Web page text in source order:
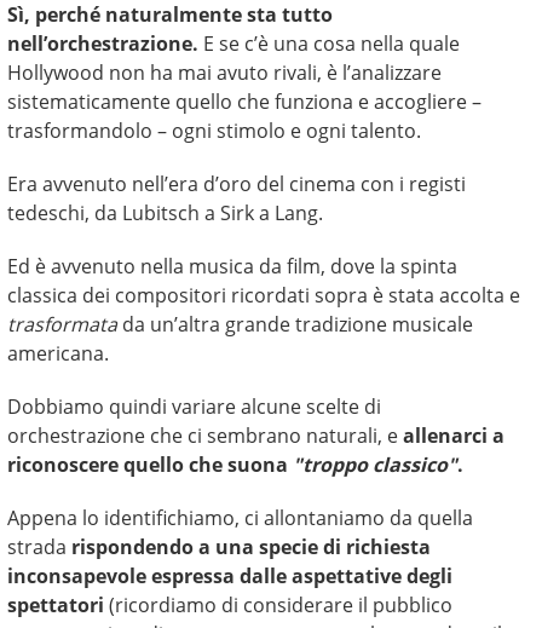
Sì, perché naturalmente sta tutto
nell’orchestrazione. E se c’è una cosa nella quale
Hollywood non ha mai avuto rivali, è l’analizzare
sistematicamente quello che funziona e accogliere –
trasformandolo – ogni stimolo e ogni talento.
Era avvenuto nell’era d’oro del cinema con i registi
tedeschi, da Lubitsch a Sirk a Lang.
Ed è avvenuto nella musica da film, dove la spinta
classica dei compositori ricordati sopra è stata accolta e
trasformatada un’altra grande tradizione musicale
americana.
Dobbiamo quindi variare alcune scelte di
orchestrazione che ci sembrano naturali, eallenarci a
riconoscere quello che suona "troppo classico".
Appena lo identifichiamo, ci allontaniamo da quella
strada rispondendo a una specie di richiesta
inconsapevole espressa dalle aspettative degli
spettatori (ricordiamo di considerare il pubblico